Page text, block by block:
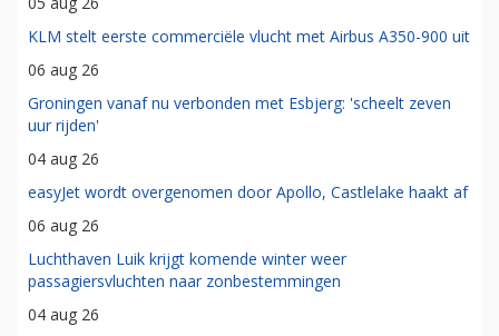
KLM stelt eerste commerciële vlucht met Airbus A350-900 uit
06 aug 26
Groningen vanaf nu verbonden met Esbjerg: 'scheelt zeven
uur rijden'
04 aug 26
easyJet wordt overgenomen door Apollo, Castlelake haakt af
06 aug 26
Luchthaven Luik krijgt komende winter weer
passagiersvluchten naar zonbestemmingen
04 aug 26